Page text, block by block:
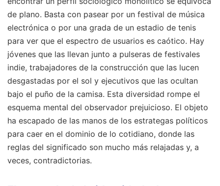
de plano. Basta con pasear por un festival de música
electrónica o por una grada de un estadio de tenis
para ver que el espectro de usuarios es caótico. Hay
jóvenes que las llevan junto a pulseras de festivales
indie, trabajadores de la construcción que las lucen
desgastadas por el sol y ejecutivos que las ocultan
bajo el puño de la camisa. Esta diversidad rompe el
esquema mental del observador prejuicioso. El objeto
ha escapado de las manos de los estrategas políticos
para caer en el dominio de lo cotidiano, donde las
reglas del significado son mucho más relajadas y, a
veces, contradictorias.